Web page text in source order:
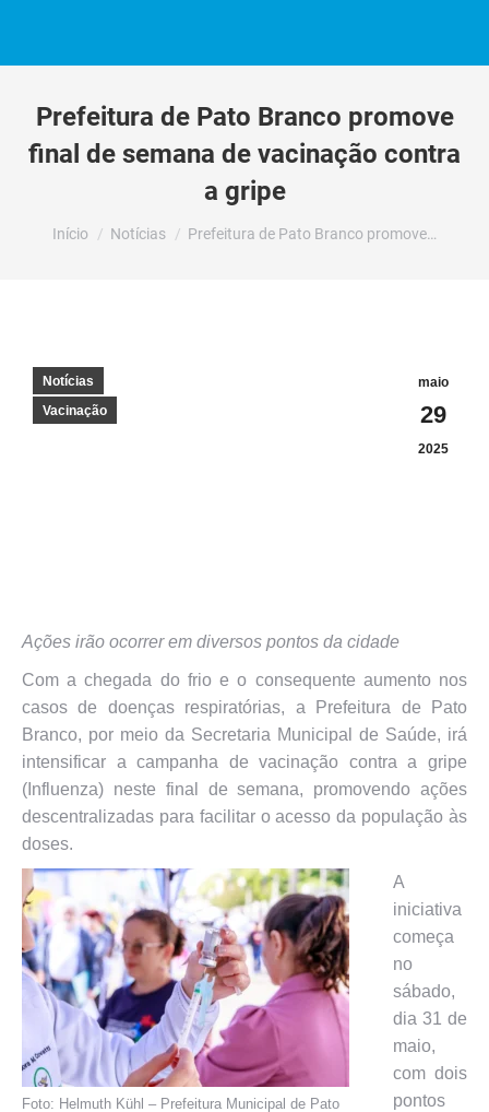
Prefeitura de Pato Branco promove
final de semana de vacinação contra
a gripe
Você está aqui:
Início Notícias Prefeitura de Pato Branco promove…
maio
29
2025
Notícias
Vacinação
Ações irão ocorrer em diversos pontos da cidade
Com a chegada do frio e o consequente aumento nos
casos de doenças respiratórias, a Prefeitura de Pato
Branco, por meio da Secretaria Municipal de Saúde, irá
intensificar a campanha de vacinação contra a gripe
(Influenza) neste final de semana, promovendo ações
descentralizadas para facilitar o acesso da população às
doses.
Foto: Helmuth Kühl – Prefeitura Municipal de Pato
A
iniciativa
começa
no
sábado,
dia 31 de
maio,
com dois
pontos